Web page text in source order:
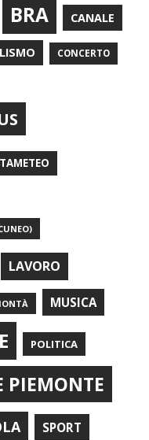
BRA CANALE
CONCERTO
LAVORO
MUSICA
POLITICA
PIEMONTE
SPORT